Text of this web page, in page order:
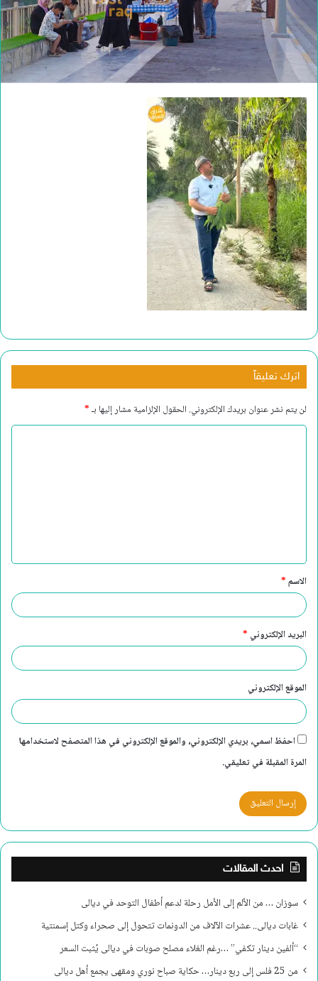
اترك تعليقاً
لن يتم نشر عنوان بريدك الإلكتروني.الحقول الإلزامية مشار إليها بـ*
ق
*
الاسم*
البريد الإلكتروني *
الموقع الإلكتروني
احفظ اسمي، بريدي الإلكتروني، والموقع الإلكتروني في هذا المتصفح لاستخدامها
المرة المقبلة في تعليقي.
احدث المقالات
سوزان … من الألم إلى الأمل رحلة لدعم أطفال التوحد في ديالى
غابات ديالى.. عشرات الآلاف من الدونمات تتحول إلى صحراء وكتل إسمنتية
“ألفين دينار تكفي” …رغم الغلاء مصلح صوبات في ديالى يُثبت السعر
من 25 فلس إلى ربع دينار… حكاية صباح نوري ومقهى يجمع أهل ديالى